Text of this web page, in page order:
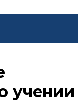
учении